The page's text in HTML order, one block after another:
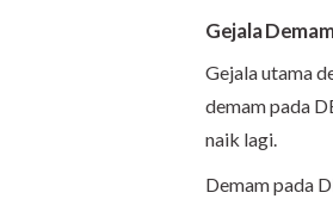
Gejala
Gejala utama
demam pada
naik lagi.
Demam pada